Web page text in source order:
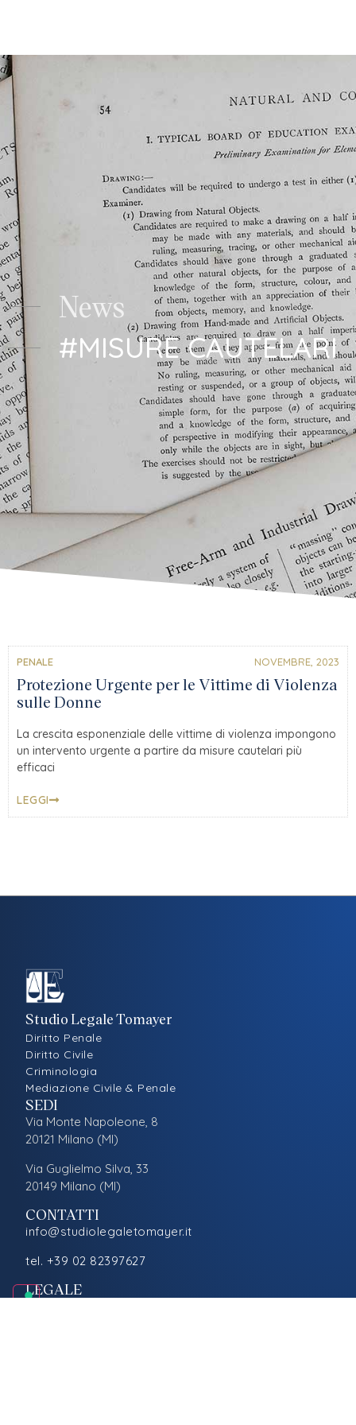
Studio Legale Tomayer
News
#MISURE CAUTELARI
PENALE NOVEMBRE, 2023
Protezione Urgente per le Vittime di Violenza
sulle Donne
La crescita esponenziale delle vittime di violenza impongono
un intervento urgente a partire da misure cautelari più
efficaci
LEGGI
Studio Legale Tomayer
Diritto Penale
Diritto Civile
Criminologia
Mediazione Civile & Penale
SEDI
Via Monte Napoleone, 8
20121 Milano (MI)
Via Guglielmo Silva, 33
20149 Milano (MI)
CONTATTI
info@studiolegaletomayer.it
tel. +39 02 82397627
LEGALE